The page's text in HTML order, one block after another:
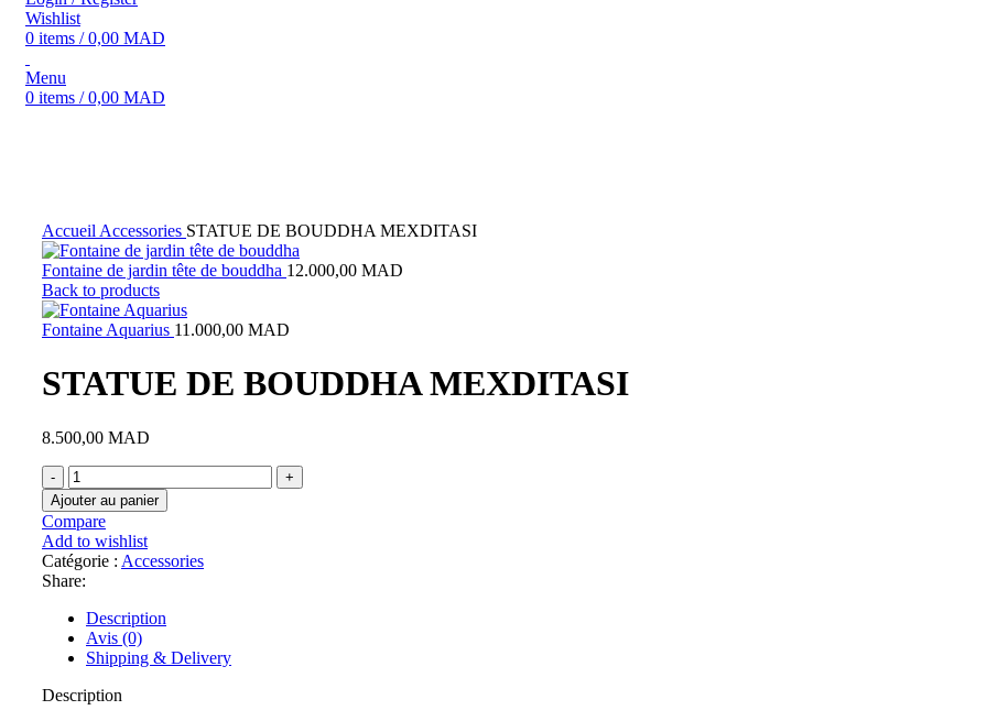
Wishlist
0 items / 0,00 MAD
Menu
0 items / 0,00 MAD
Accueil Accessories STATUE DE BOUDDHA MEXDITASI
Fontaine de jardin tête de bouddha 12.000,00 MAD
Back to products
Fontaine Aquarius 11.000,00 MAD
STATUE DE BOUDDHA MEXDITASI
8.500,00 MAD
Ajouter au panier
Compare
Add to wishlist
Catégorie : Accessories
Share:
Description
Avis (0)
Shipping & Delivery
Description